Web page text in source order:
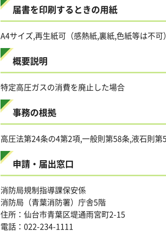
届書を印刷するときの用紙
A4サイズ,再生紙可（感熱紙,裏紙,色紙等は不可）
概要説明
特定高圧ガスの消費を廃止した場合
事務の根拠
高圧法第24条の4第2項,一般則第58条,液石則第
申請・届出窓口
消防局規制指導課保安係
消防局（青葉消防署）庁舎5階
住所：仙台市青葉区堤通雨宮町2-15
電話：022-234-1111